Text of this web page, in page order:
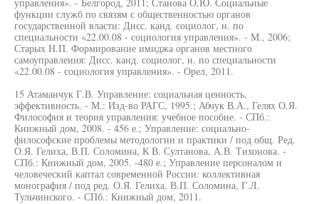
функции служб по связям с общественностью органов
государственной власти: Дисс. канд. социолог, н. по
специальности «22.00.08 - социология управления». - М., 2006;
Старых Н.П. Формирование имиджа органов местного
самоуправления: Дисс. канд. социолог, н. по специальности
«22.00.08 - социология управления». - Орел, 2011.
15 Атаманчук Г.В. Управление: социальная ценность,
эффективность. - М.: Изд-во РАГС, 1995.; Абчук В.А., Гелях О.Я.
Философия и теория управления: учебное пособие. - СПб.:
Книжный дом, 2008. - 456 е.; Управление: социально-
философские проблемы методологии и практики / под общ. Ред.
О.Я. Гелиха, В.П. Соломина, К В. Султанова, А.В. Тихонова. -
СПб.: Книжный дом, 2005. -480 е.; Управление персоналом и
человеческий каптал современной России: коллективная
монография / под ред. О.Я. Гелиха, В.П. Соломина, Г.Л.
Тульчинского. - СПб.: Книжный дом, 2011.